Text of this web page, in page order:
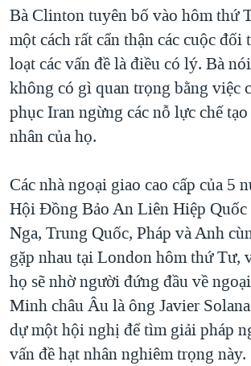
KHOA HỌC
SỨC KHOẺ
VĂN HOÁ
THỂ THAO
GIÁO DỤC
NGÀY TỊ NẠN THẾ GIỚI
TRỊNH VĨNH BÌNH - NGƯỜI HẠ 'BÊN
GROUND ZERO – XƯA VÀ NAY
CHI PHÍ CHIẾN TRANH AFGHANISTAN
CÁC GIÁ TRỊ CỘNG HÒA Ở VIỆT NAM
TRỊNH VĨNH BÌNH VS. CHÍNH PHỦ VIỆT
NGƯ DÂN VIỆT VÀ LÀN SÓNG TRỘM HẢI
BÊN KIA QUỐC LỘ: TIẾNG VỌNG TỪ
QUAN HỆ VIỆT MỸ
Ngôn ngữ khác
Bà Clinton tuyên bố vào hôm thứ
một cách rất cẩn thận các cuộc đối
loạt các vấn đề là điều có lý. Bà
không có gì quan trọng bằng việc
phục Iran ngừng các nỗ lực chế
nhân của họ.
Các nhà ngoại giao cao cấp của 5
Hội Đồng Bảo An Liên Hiệp Quốc
Nga, Trung Quốc, Pháp và Anh
gặp nhau tại London hôm thứ Tư,
họ sẽ nhờ người đứng đầu về
Minh châu Âu là ông Javier
dự một hội nghị để tìm giải pháp
vấn đề hạt nhân nghiêm trọng này.